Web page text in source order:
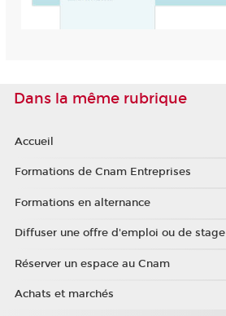
Dans la même rubrique
Accueil
Formations de Cnam Entreprises
Formations en alternance
Diffuser une offre d'emploi ou de stage
Réserver un espace au Cnam
Achats et marchés